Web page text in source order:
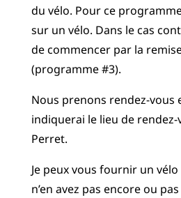
du vélo. Pour ce
sur un vélo. Dans le cas
de commencer par la
(programme #3).
Nous prenons rendez-vous
indiquerai le lieu de rendez-
Perret.
Je peux vous fournir un
n’en avez pas encore ou